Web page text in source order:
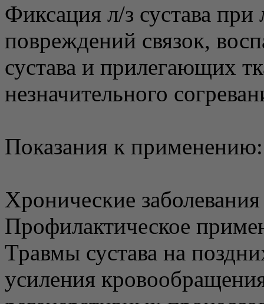
Фиксация л/з сустава при
повреждений связок,
сустава и прилегающих
незначительного
Показания к применению:
Хронические заболевания
Профилактическое
Травмы сустава на
усиления